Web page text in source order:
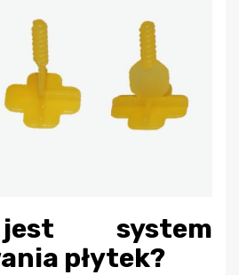
system
płytek?